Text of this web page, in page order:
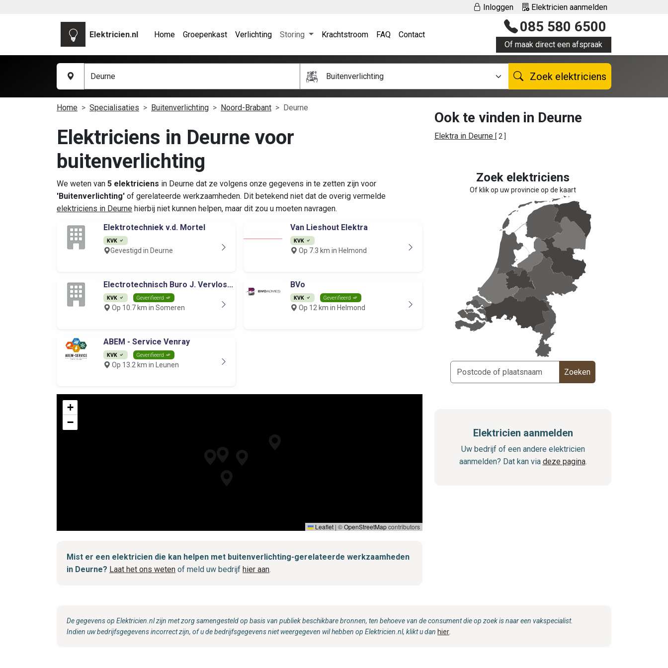
Inloggen Elektricien aanmelden
Elektricien.nl Home Groepenkast Verlichting Storing Krachtstroom FAQ Contact 085 580 6500
Of maak direct een afspraak
Buitenverlichting Zoek elektriciens
Home Specialisaties Buitenverlichting Noord-Brabant Deurne
Elektriciens in Deurne voor
buitenverlichting
We weten van 5 elektriciens in Deurne dat ze volgens onze gegevens in te zetten zijn voor
'Buitenverlichting' of gerelateerde werkzaamheden. Dit betekend niet dat de overig vermelde
elektriciens in Deurne hierbij niet kunnen helpen, maar dit zou u moeten navragen.
Elektrotechniek v.d. Mortel
KVK
Gevestigd in Deurne
Van Lieshout Elektra
KVK
Op 7.3 km in Helmond
Electrotechnisch Buro J. Vervlos...
KVK Geverifieerd
Op 10.7 km in Someren
BVo
KVK Geverifieerd
Op 12 km in Helmond
ABEM - Service Venray
KVK Geverifieerd
Op 13.2 km in Leunen
+
−
Leaflet | ©OpenStreetMapcontributors
Mist er een elektricien die kan helpen met buitenverlichting-gerelateerde werkzaamheden
in Deurne? Laat het ons weten of meld uw bedrijf hier aan.
Ook te vinden in Deurne
Elektra in Deurne [ 2 ]
Zoek elektriciens
Of klik op uw provincie op de kaart
Zoeken
Elektricien aanmelden
Uw bedrijf of een andere elektricien
aanmelden? Dat kan via deze pagina.
De gegevens op Elektricien.nl zijn met zorg samengesteld op basis van publiek beschikbare bronnen, ten behoeve van de consument die op zoek is naar een vakspecialist.
Indien uw bedrijfsgegevens incorrect zijn, of u de bedrijfsgegevens niet weergegeven wil hebben op Elektricien.nl, klikt u dan hier